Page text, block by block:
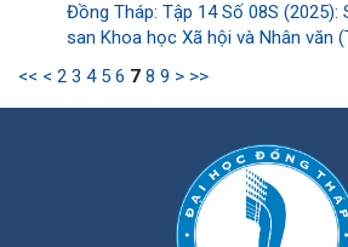
Đồng Tháp: Tập 14 Số 08S (2025):
san Khoa học Xã hội và Nhân văn
<< < 2 3 4 5 6 7 8 9 > >>